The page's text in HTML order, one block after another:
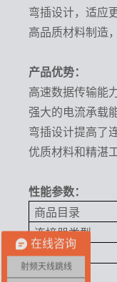
弯插设计，适应
高品质材料制造
产品优势：
高速数据传输能
强大的电流承载
弯插设计提高了
优质材料和精湛
性能参数：
商品目录
连接器类型
标准
公母
在线咨询
射频天线跳线